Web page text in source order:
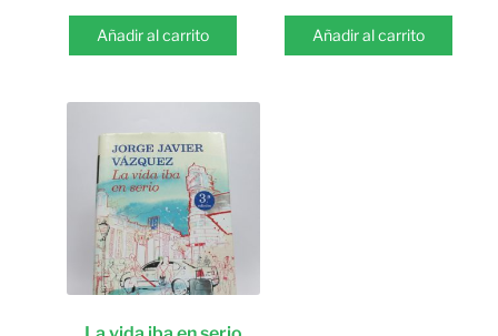
Añadir al carrito Añadir al carrito